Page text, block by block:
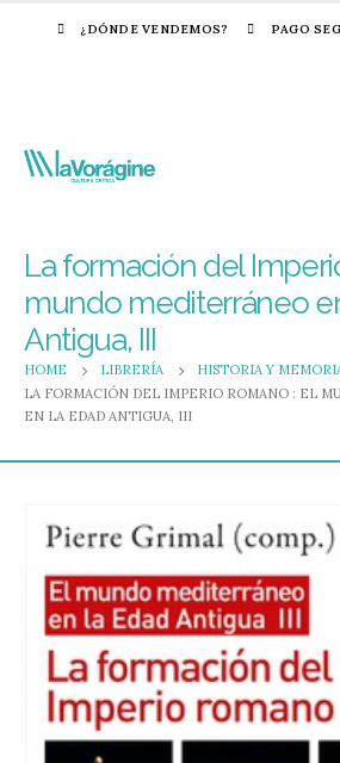
¿DÓNDE VENDEMOS? PAGO
La formación del
mundo mediterráneo
Antigua, III
HOME LIBRERÍA HISTORIA Y
LA FORMACIÓN DEL IMPERIO ROMANO : EL
EN LA EDAD ANTIGUA, III